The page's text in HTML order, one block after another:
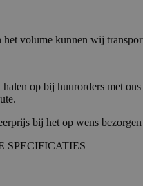
volume kunnen wij
op bij huurorders met
bij het op wens
SPECIFICATIES